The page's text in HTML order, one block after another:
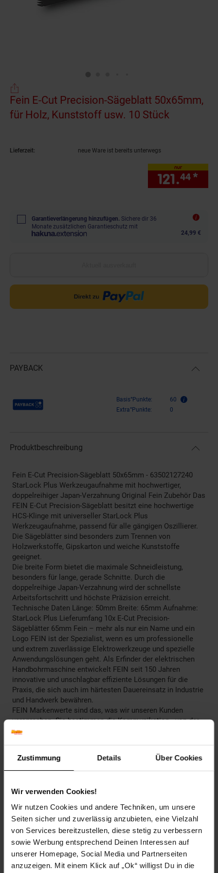
Zustimmung Details Über Cookies
Wir verwenden Cookies!
Wir nutzen Cookies und andere Techniken, um unsere
Seiten sicher und zuverlässig anzubieten, eine Vielzahl
von Services bereitzustellen, diese stetig zu verbessern
sowie Werbung entsprechend Deinen Interessen auf
unserer Homepage, Social Media und Partnerseiten
anzuzeigen. Mit einem Klick auf „Ok“ willigst Du in die
Fein E-Cut Precision-Sägeblatt 50x65mm,
für Holz, Kunststoff usw. 10 Stück
Lieferzeit: neue Ware ist bereits unterwegs
nur
121.44 *
Garantieverlängerung hinzufügen. Sichere dir 36
Monate zusätzlichen Garantieschutz mit
24,99 €
PAYBACK
Payback Punkte Basis°Punkte:
60
Extra°Punkte:
0
Produktbeschreibung
Fein E-Cut Precision-Sägeblatt 50x65mm - 63502127240
StarLock Plus Werkzeugaufnahme mit hochwertiger,
doppelreihiger Japan-Verzahnung Original Fein Zubehör Das
FEIN E-Cut Precision-Sägeblatt besitzt eine hochwertige
HCS-Klinge mit universeller StarLock Plus
Werkzeugaufnahme, passend für alle gängigen Oszillierer.
Die Sägeblätter sind besonders zum Trennen von
Holzwerkstoffe, Gipskarton und weiche Kunststoffe
geeignet.
Die breite Form bietet die maximale Schneidleistung,
besonders für lange, gerade Schnitte. Durch die
doppelreihige Japan-Verzahnung wird der schnellste
Arbeitsfortschritt und höchste Präzision erreicht.
Technische Daten Länge: 50mm Breite: 65mm Aufnahme:
StarLock Plus Lieferumfang 10x E-Cut Precision-
Sägeblätter 65mm Fein – mehr als nur ein Name und ein
Logo FEIN ist der Spezialist, wenn es um professionelle
und extrem zuverlässige Elektrowerkzeuge und spezielle
Anwendungslösungen geht. Als Erfinder der elektrischen
Handbohrmaschine entwickelt FEIN seit 150 Jahren
innovative und unschlagbar effiziente Lösungen für die
Praxis, die sich auch im härtesten Dauereinsatz in Industrie
und Handwerk bewähren.
FEIN Markenwerte sind das, was wir unseren Kunden
versprechen. Sie bestimmen die Kommunikation - von der
Produktentwicklung über die Werbemittel bis zum
Artikelnummer: 2806429000
EAN: 4014586386263
Versandinformationen
Herstellerinformationen